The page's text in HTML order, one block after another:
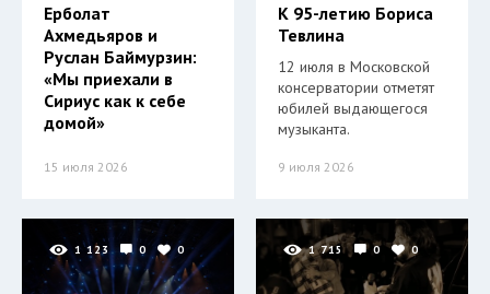
Ерболат
Ахмедьяров и
Руслан Баймурзин:
«Мы приехали в
Сириус как к себе
домой»
15 июля 2026
К 95-летию Бориса
Тевлина
12 июля в Московской
консерватории отметят
юбилей выдающегося
музыканта.
9 июля 2026
1 123 0 0 1 715 0 0